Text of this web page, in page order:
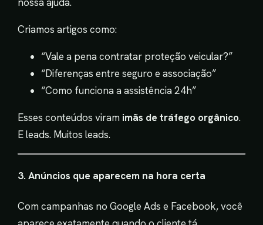
Criamos artigos como:
“Vale a pena contratar proteção veicular?”
“Diferenças entre seguro e associação”
“Como funciona a assistência 24h”
Esses conteúdos viram imãs de tráfego orgânico.
E leads. Muitos leads.
3. Anúncios que aparecem na hora certa
Com campanhas no Google Ads e Facebook, você